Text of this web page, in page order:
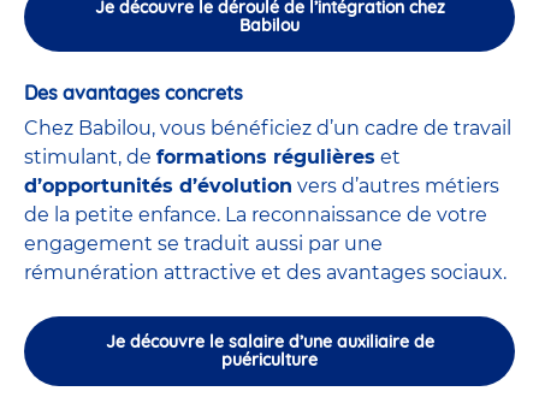
Je découvre le déroulé de l’intégration chez
Babilou
Des avantages concrets
Chez Babilou, vous bénéficiez d’un cadre de travail
stimulant, de formations régulières et
d’opportunités d’évolution vers d’autres métiers
de la petite enfance. La reconnaissance de votre
engagement se traduit aussi par une
rémunération attractive et des avantages sociaux.
Je découvre le salaire d’une auxiliaire de
puériculture